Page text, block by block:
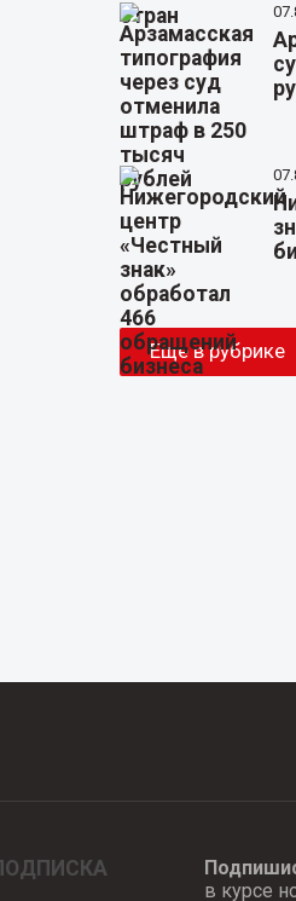
Еще в рубрике
в курсе